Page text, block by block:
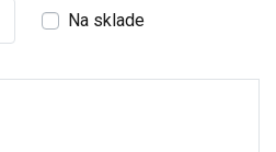
Na sklade